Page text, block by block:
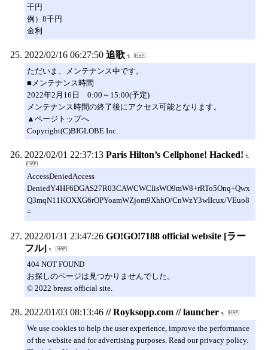
千円
例）8千円
金利
2022/02/16 06:27:50 追歌
ただいま、メンテナンス中です。
■メンテナンス時間
2022年2月16日 0:00～15:00(予定)
メンテナンス時間の終了後にアクセス可能となります。
▲ページトップへ
Copyright(C)BIGLOBE Inc.
2022/02/01 22:37:13 Paris Hilton’s Cellphone! Hacked!
AccessDeniedAccess
DeniedY4HF6DGAS27R03CAWCWCIisWO9mW8+rRTo5Onq+Qwx
Q3mqN11KOXXG6rOPYoamWZjom9XhhO/CnWzY3wIIcux/VEuo8
=
2022/01/31 23:47:26 GO!GO!7188 official website [ラー
フル]
404 NOT FOUND
お探しのページは見つかりませんでした。
© 2022 breast official site.
2022/01/03 08:13:46 // Royksopp.com // launcher
We use cookies to help the user experience, improve the performance
of the website and for advertising purposes. Read our privacy policy.